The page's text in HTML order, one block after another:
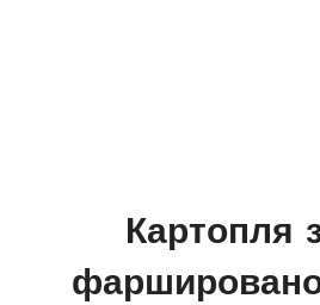
Картопля